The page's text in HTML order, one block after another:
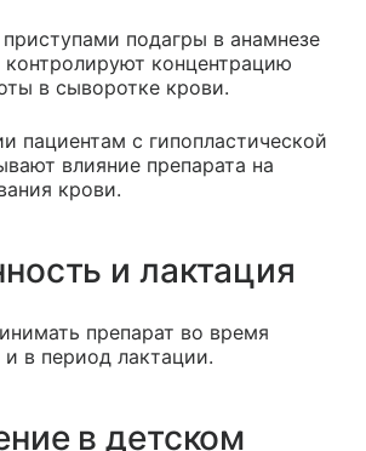
подагры в анамнезе
контролируют концентрацию
в сыворотке крови.
пациентам с гипопластической
влияние препарата на
крови.
и лактация
препарат во время
в период лактации.
в детском